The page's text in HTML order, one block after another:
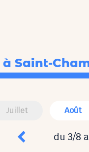
à Saint-
Juillet Août
du 3/8